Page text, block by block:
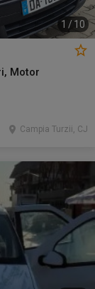
1 /10
Motor
Campia Turzii, CJ